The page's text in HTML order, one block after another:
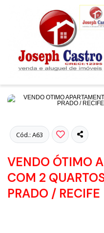
Cód.: A63
VENDO ÓTIMO
COM 2
PRADO / RECIFE